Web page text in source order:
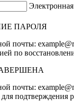
ПАРОЛЯ
почты:
по
почты:
подтверждения